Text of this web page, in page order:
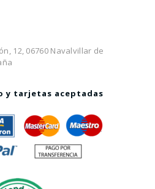
12, 06760 Navalvillar de
y tarjetas aceptadas